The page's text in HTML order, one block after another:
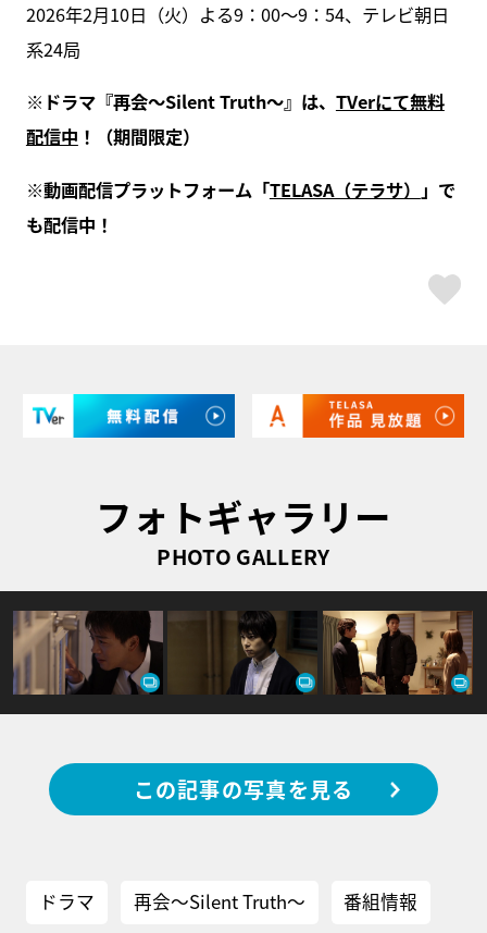
2026年2月10日（火）よる9：00～9：54、テレビ朝日
系24局
※ドラマ『再会～Silent Truth～』は、 TVerにて無料
配信中 ！（期間限定）
※動画配信プラットフォーム「TELASA（テラサ） 」で
も配信中！
フォトギャラリー
PHOTO GALLERY
この記事の写真を見る
ドラマ 再会～Silent Truth～ 番組情報